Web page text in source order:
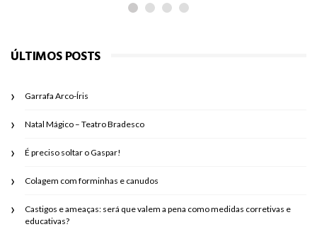
ÚLTIMOS POSTS
Garrafa Arco-Íris
Natal Mágico – Teatro Bradesco
É preciso soltar o Gaspar!
Colagem com forminhas e canudos
Castigos e ameaças: será que valem a pena como medidas corretivas e
educativas?